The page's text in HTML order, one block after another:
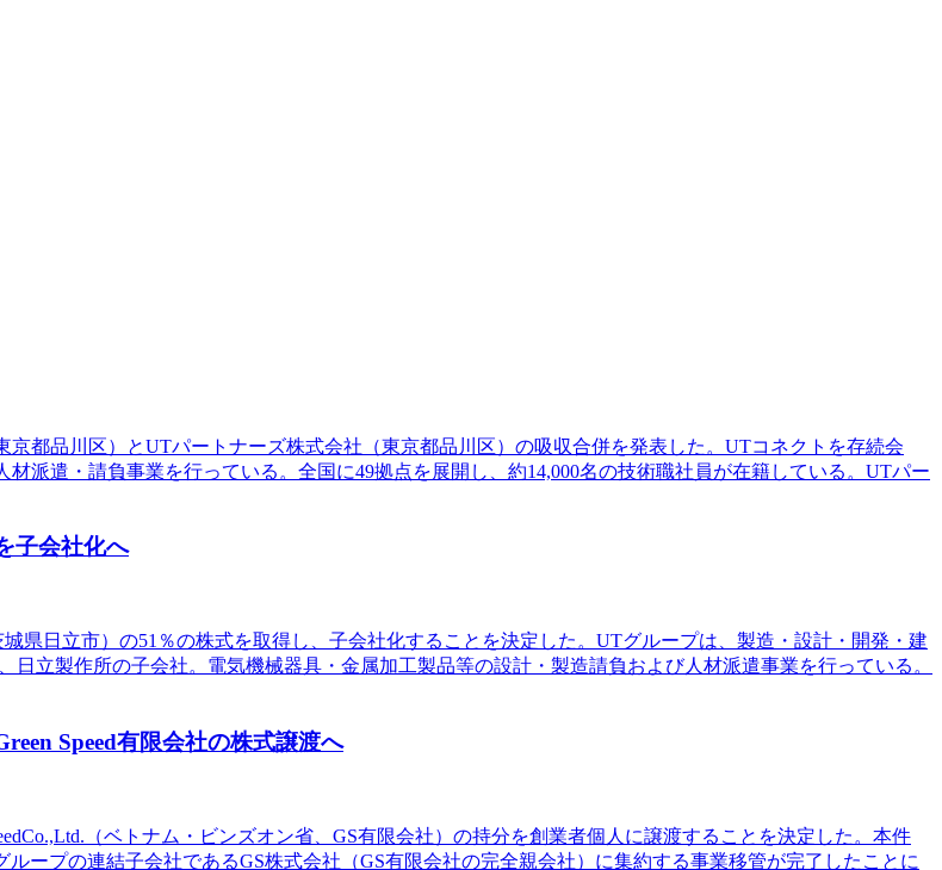
都品川区）とUTパートナーズ株式会社（東京都品川区）の吸収合併を発表した。UTコネクトを存続会
派遣・請負事業を行っている。全国に49拠点を展開し、約14,000名の技術職社員が在籍している。UTパー
子会社化へ
県日立市）の51％の株式を取得し、子会社化することを決定した。UTグループは、製造・設計・開発・建
立製作所の子会社。電気機械器具・金属加工製品等の設計・製造請負および人材派遣事業を行っている。
Speed有限会社の株式譲渡へ
（ベトナム・ビンズオン省、GS有限会社）の持分を創業者個人に譲渡することを決定した。本件
ープの連結子会社であるGS株式会社（GS有限会社の完全親会社）に集約する事業移管が完了したことに